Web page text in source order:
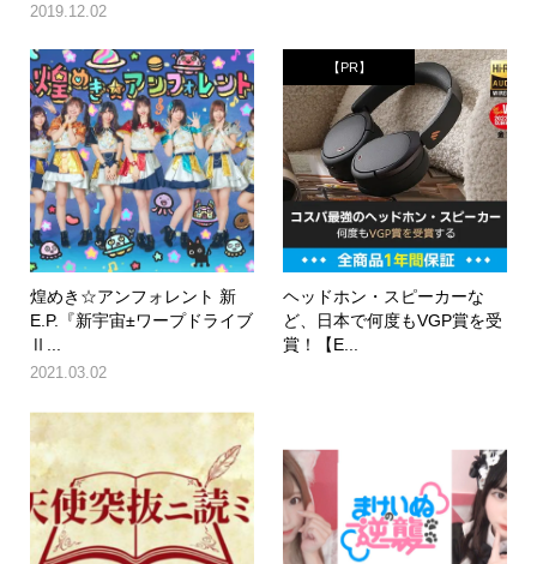
2019.12.02
煌めき☆アンフォレント 新
E.P.『新宇宙±ワープドライブ
Ⅱ...
2021.03.02
【PR】
ヘッドホン・スピーカーな
ど、日本で何度もVGP賞を受
賞！【E...